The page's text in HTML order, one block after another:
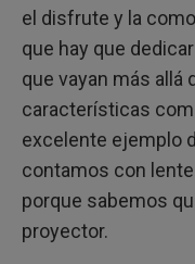
el disfrute y la
que hay que
que vayan más allá
características
excelente ejemplo
contamos con
porque sabemos
proyector.